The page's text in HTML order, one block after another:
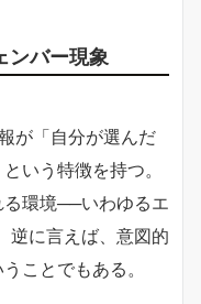
バー現象
が「自分が選んだ
いう特徴を持つ。
る環境──いわゆるエ
逆に言えば、意図的
ことでもある。